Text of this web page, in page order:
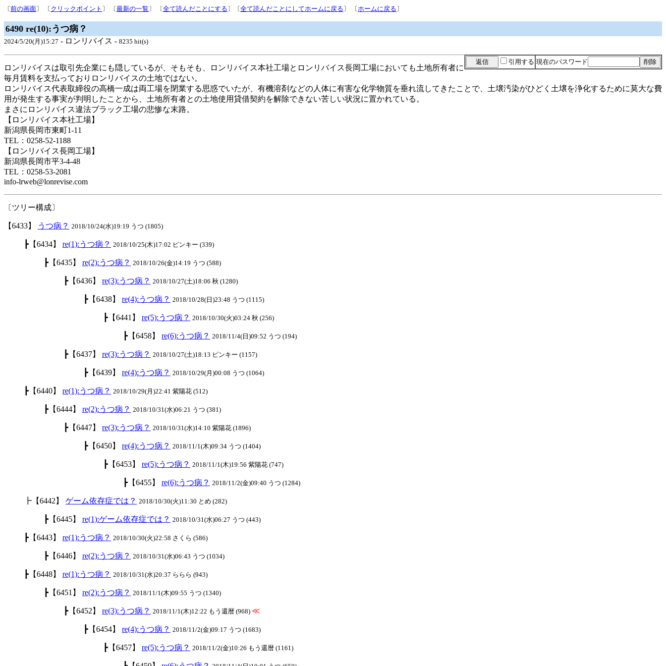
〔前の画面〕 〔 クリックポイント 〕 〔最新の一覧 〕 〔全て読んだことにする 〕〔全て読んだことにしてホームに戻る 〕 〔ホームに戻る 〕
6490 re(10):うつ病？
2024/5/20(月)15:27 - ロンリバイス - 8235 hit(s)
引用する 現在のパスワード
ロンリバイスは取引先企業にも隠しているが、そもそも、ロンリバイス本社工場とロンリバイス長岡工場においても土地所有者に
毎月賃料を支払っておりロンリバイスの土地ではない。
ロンリバイス代表取締役の高橋一成は両工場を閉業する思惑でいたが、有機溶剤などの人体に有害な化学物質を垂れ流してきたことで、土壌汚染がひどく土壌を浄化するために莫大な費
用が発生する事実が判明したことから、土地所有者との土地使用貸借契約を解除できない苦しい状況に置かれている。
まさにロンリバイス違法ブラック工場の悲惨な末路。
【ロンリバイス本社工場】
新潟県長岡市東町1-11
TEL：0258-52-1188
【ロンリバイス長岡工場】
新潟県長岡市平3-4-48
TEL：0258-53-2081
info-lrweb@lonrevise.com
〔ツリー構成〕
【6433】 うつ病？ 2018/10/24(水)19:19 うつ (1805)
┣【6434】 re(1):うつ病？ 2018/10/25(木)17:02 ピンキー (339)
┣【6435】 re(2):うつ病？ 2018/10/26(金)14:19 うつ (588)
┣【6436】 re(3):うつ病？ 2018/10/27(土)18:06 秋 (1280)
┣【6438】 re(4):うつ病？ 2018/10/28(日)23:48 うつ (1115)
┣【6441】 re(5):うつ病？ 2018/10/30(火)03:24 秋 (256)
┣【6458】 re(6):うつ病？ 2018/11/4(日)09:52 うつ (194)
┣【6437】 re(3):うつ病？ 2018/10/27(土)18:13 ピンキー (1157)
┣【6439】 re(4):うつ病？ 2018/10/29(月)00:08 うつ (1064)
┣【6440】 re(1):うつ病？ 2018/10/29(月)22:41 紫陽花 (512)
┣【6444】 re(2):うつ病？ 2018/10/31(水)06:21 うつ (381)
┣【6447】 re(3):うつ病？ 2018/10/31(水)14:10 紫陽花 (1896)
┣【6450】 re(4):うつ病？ 2018/11/1(木)09:34 うつ (1404)
┣【6453】 re(5):うつ病？ 2018/11/1(木)19:56 紫陽花 (747)
┣【6455】 re(6):うつ病？ 2018/11/2(金)09:40 うつ (1284)
┣【6442】 ゲーム依存症では？ 2018/10/30(火)11:30 とめ (282)
┣【6445】 re(1):ゲーム依存症では？ 2018/10/31(水)06:27 うつ (443)
┣【6443】 re(1):うつ病？ 2018/10/30(火)22:58 さくら (586)
┣【6446】 re(2):うつ病？ 2018/10/31(水)06:43 うつ (1034)
┣【6448】 re(1):うつ病？ 2018/10/31(水)20:37 ららら (943)
┣【6451】 re(2):うつ病？ 2018/11/1(木)09:55 うつ (1340)
┣【6452】 re(3):うつ病？ 2018/11/1(木)12:22 もう還暦 (968) ≪
┣【6454】 re(4):うつ病？ 2018/11/2(金)09:17 うつ (1683)
┣【6457】 re(5):うつ病？ 2018/11/2(金)10:26 もう還暦 (1161)